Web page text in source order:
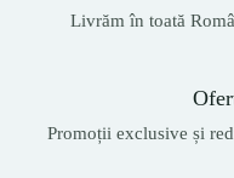
Livrăm în toată
Promoții exclusive și